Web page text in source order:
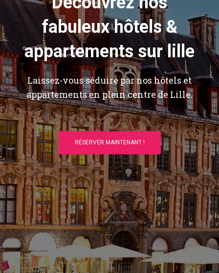
fabuleux hôtels &
appartements sur lille
Laissez-vous séduire par nos hôtels et
appartements en plein centre de Lille.
RÉSERVER MAINTENANT !